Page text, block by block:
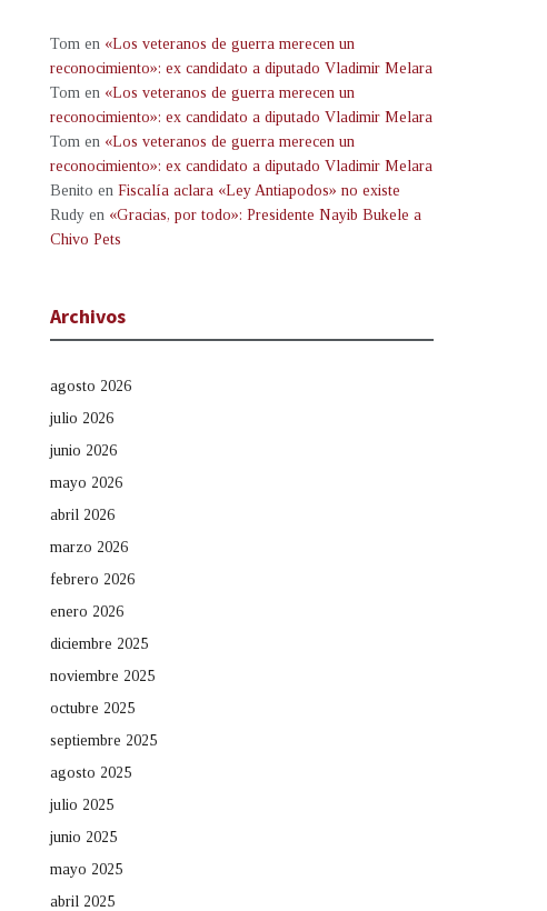
Tom en «Los veteranos de guerra merecen un
reconocimiento»: ex candidato a diputado Vladimir Melara
Tom en «Los veteranos de guerra merecen un
reconocimiento»: ex candidato a diputado Vladimir Melara
Tom en «Los veteranos de guerra merecen un
reconocimiento»: ex candidato a diputado Vladimir Melara
Benito en Fiscalía aclara «Ley Antiapodos» no existe
Rudy en «Gracias, por todo»: Presidente Nayib Bukele a
Chivo Pets
Archivos
agosto 2026
julio 2026
junio 2026
mayo 2026
abril 2026
marzo 2026
febrero 2026
enero 2026
diciembre 2025
noviembre 2025
octubre 2025
septiembre 2025
agosto 2025
julio 2025
junio 2025
mayo 2025
abril 2025